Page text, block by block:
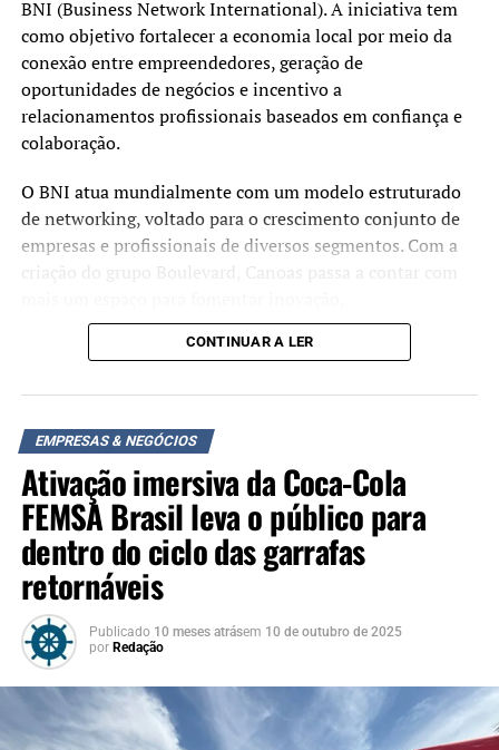
BNI (Business Network International). A iniciativa tem
como objetivo fortalecer a economia local por meio da
conexão entre empreendedores, geração de
oportunidades de negócios e incentivo a
relacionamentos profissionais baseados em confiança e
colaboração.
O BNI atua mundialmente com um modelo estruturado
de networking, voltado para o crescimento conjunto de
empresas e profissionais de diversos segmentos. Com a
criação do grupo Boulevard, Canoas passa a contar com
desenvolvimento sustentável e ampliar o ecossistema
empreendedor do município.
Empresários e profissionais interessados em conhecer
mais sobre o funcionamento do grupo e as formas de
participação podem obter informações pelo WhatsApp
(51) 2042-0755.
CONTINUAR A LER
EMPRESAS & NEGÓCIOS
Ativação imersiva da Coca-Cola
FEMSA Brasil leva o público para
dentro do ciclo das garrafas
retornáveis
Publicado 10 meses atrásem 10 de outubro de 2025
por Redação